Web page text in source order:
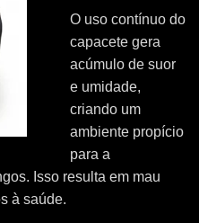
O uso contínuo do
capacete gera
acúmulo de suor
e umidade,
criando um
ambiente propício
para a
Isso resulta em mau
à saúde.